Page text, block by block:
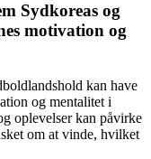
Sydkoreas og
motivation og
kan have
og mentalitet i
oplevelser kan påvirke
om at vinde, hvilket